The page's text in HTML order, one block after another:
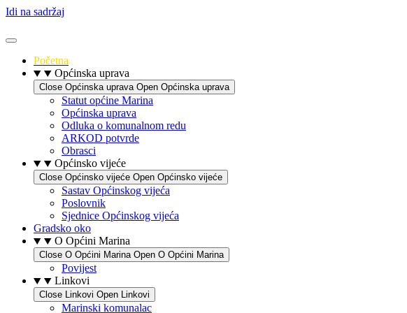
Idi na sadržaj
Početna
Općinska uprava
Close Općinska uprava Open Općinska uprava
Statut općine Marina
Općinska uprava
Odluka o komunalnom redu
ARKOD potvrde
Obrasci
Općinsko vijeće
Close Općinsko vijeće Open Općinsko vijeće
Sastav Općinskog vijeća
Poslovnik
Sjednice Općinskog vijeća
Gradsko oko
O Općini Marina
Close O Općini Marina Open O Općini Marina
Povijest
Linkovi
Close Linkovi Open Linkovi
Marinski komunalac